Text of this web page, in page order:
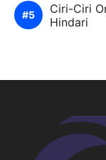
Ciri-Ciri
Hindari